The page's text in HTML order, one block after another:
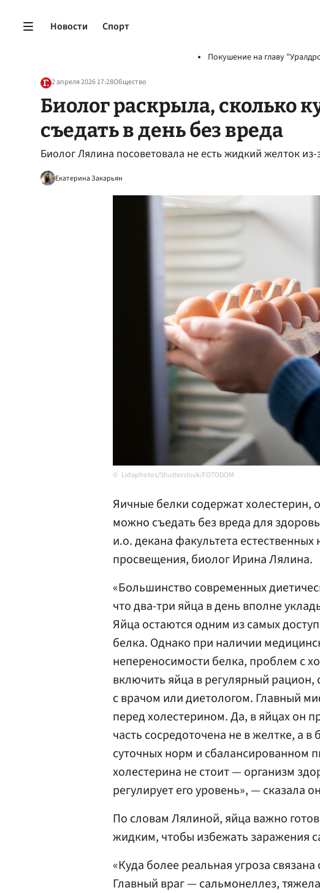
Новости Спорт
Покушение на главу
2 апреля 2026 17:28Общество
Биолог раскрыла, сколько
съедать в день без вреда
Биолог Лялина посоветовала не есть жидкий желток
Екатерина Закарьян
Lidaphotos/Shutterstock/FOTODOM
Яичные белки содержат холестерин,
можно съедать без вреда для
и.о. декана факультета естественных
просвещения, биолог Ирина Лялина.
«Большинство современных
что два-три яйца в день вполне
Яйца остаются одним из самых
белка. Однако при наличии
непереносимости белка, проблем с
включить яйца в регулярный рацион,
с врачом или диетологом. Главный
перед холестерином. Да, в яйцах он
часть сосредоточена не в желтке, а
суточных норм и сбалансированном
холестерина не стоит — организм
регулирует его уровень», — сказала
По словам Лялиной, яйца важно
жидким, чтобы избежать заражения
«Куда более реальная угроза
Главный враг — сальмонеллез,